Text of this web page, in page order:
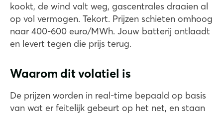
kookt, de wind valt weg, gascentrales draaien al
op vol vermogen. Tekort. Prijzen schieten omhoog
naar 400-600 euro/MWh. Jouw batterij ontlaadt
en levert tegen die prijs terug.
Waarom dit volatiel is
De prijzen worden in real-time bepaald op basis
van wat er feitelijk gebeurt op het net, en staan